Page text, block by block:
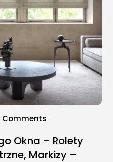
Comments
Okna – Rolety
Markizy –